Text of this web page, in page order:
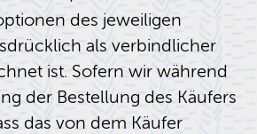
des jeweiligen
als verbindlicher
ist. Sofern wir während
der Bestellung des Käufers
das von dem Käufer